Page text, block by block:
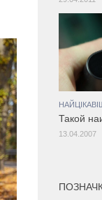
Такой
13.04.2007